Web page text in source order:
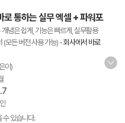
통하는 실무 엑셀 + 파워포
개념은 쉽게, 기능은 빠르게, 실무활용
(모든 버전 사용 가능) -회사에서 바로
이)
수 있습니다.